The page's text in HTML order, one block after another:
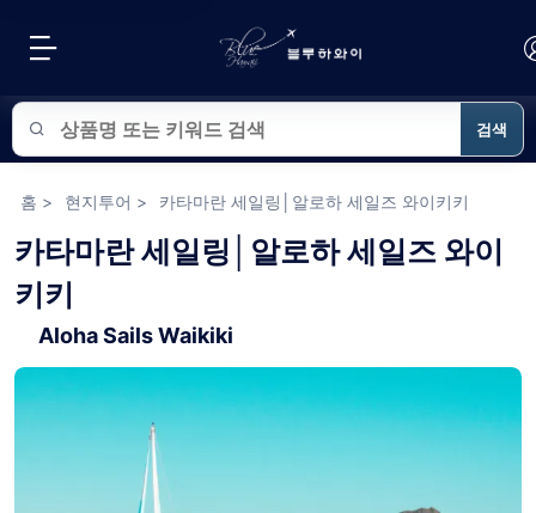
블루하와이 상품 검색
검색
홈 > 현지투어 > 카타마란 세일링│알로하 세일즈 와이키키
카타마란 세일링│알로하 세일즈 와이
키키
Aloha Sails Waikiki